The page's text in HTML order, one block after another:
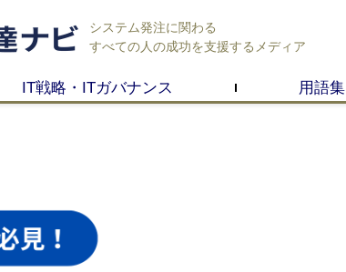
システム発注に関わる
すべての人の成功を支援するメディア
IT戦略・ITガバナンス 用語集